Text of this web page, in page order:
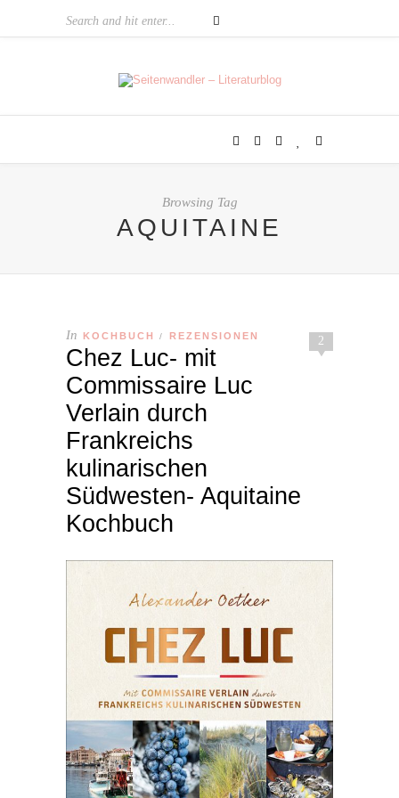
Browsing Tag
AQUITAINE
2
In KOCHBUCH / REZENSIONEN
Chez Luc- mit
Commissaire Luc
Verlain durch
Frankreichs
kulinarischen
Südwesten- Aquitaine
Kochbuch